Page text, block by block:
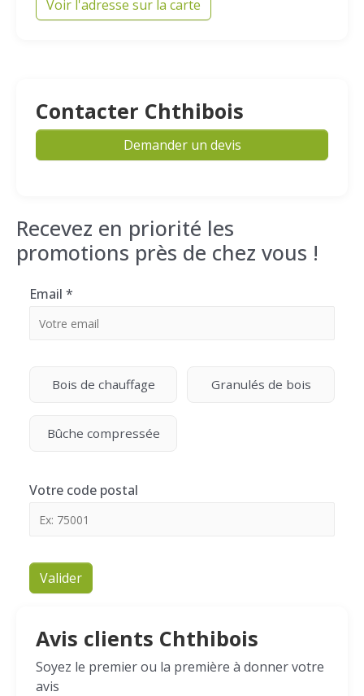
Voir l'adresse sur la carte
Contacter Chthibois
Demander un devis
Recevez en priorité les
promotions près de chez vous !
Email *
Bois de chauffage Granulés de bois
Bûche compressée
Votre code postal
Valider
Avis clients Chthibois
Soyez le premier ou la première à donner votre
avis